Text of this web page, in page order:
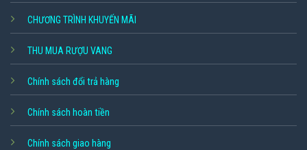
CHƯƠNG TRÌNH KHUYẾN MÃI
THU MUA RƯỢU VANG
Chính sách đổi trả hàng
Chính sách hoàn tiền
Chính sách giao hàng